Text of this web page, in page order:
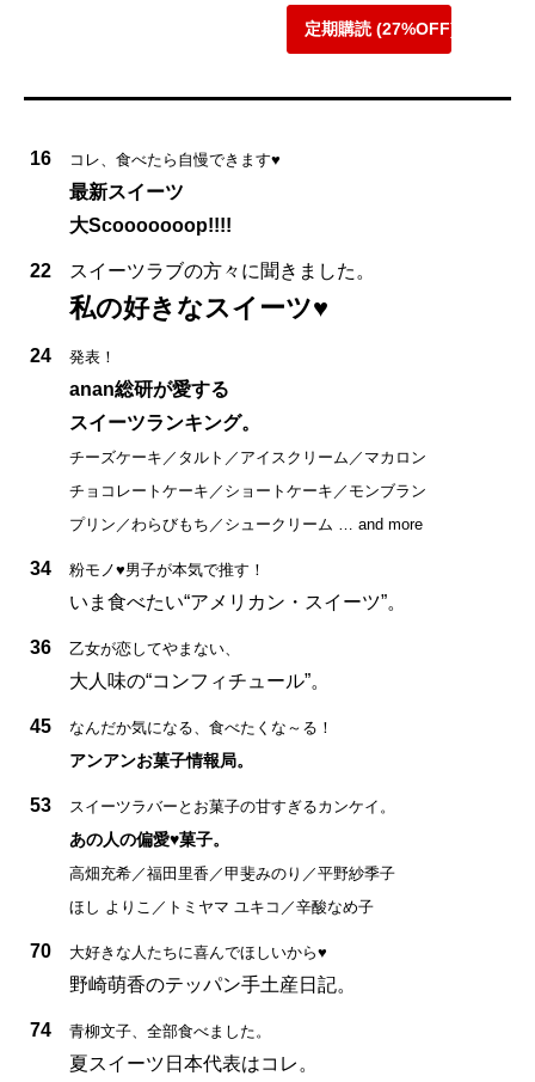
定期購読 (27%OFF)
16 コレ、食べたら自慢できます♥
最新スイーツ
大Scooooooop!!!!
22 スイーツラブの方々に聞きました。
私の好きなスイーツ♥
24 発表！
anan総研が愛する
スイーツランキング。
チーズケーキ／タルト／アイスクリーム／マカロン
チョコレートケーキ／ショートケーキ／モンブラン
プリン／わらびもち／シュークリーム … and more
34 粉モノ♥男子が本気で推す！
いま食べたい“アメリカン・スイーツ”。
36 乙女が恋してやまない、
大人味の“コンフィチュール”。
45 なんだか気になる、食べたくな～る！
アンアンお菓子情報局。
53 スイーツラバーとお菓子の甘すぎるカンケイ。
あの人の偏愛♥菓子。
高畑充希／福田里香／甲斐みのり／平野紗季子
ほし よりこ／トミヤマ ユキコ／辛酸なめ子
70 大好きな人たちに喜んでほしいから♥
野崎萌香のテッパン手土産日記。
74 青柳文子、全部食べました。
夏スイーツ日本代表はコレ。